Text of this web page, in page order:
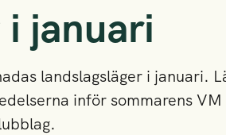
i januari
landslagsläger i januari.
inför sommarens